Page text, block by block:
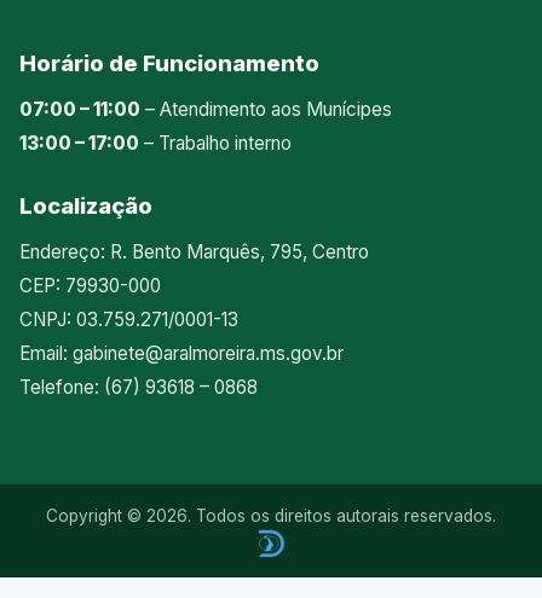
Horário de Funcionamento
07:00 – 11:00 – Atendimento aos Munícipes
13:00 – 17:00 – Trabalho interno
Localização
Endereço: R. Bento Marquês, 795, Centro
CEP: 79930-000
CNPJ: 03.759.271/0001-13
Email: gabinete@aralmoreira.ms.gov.br
Telefone: (67) 93618 – 0868
Copyright © 2026. Todos os direitos autorais reservados.